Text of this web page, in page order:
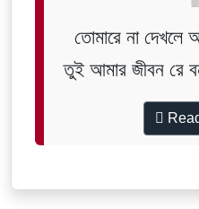
তোমারে না দেখলে
তুই আমার জীবন রে